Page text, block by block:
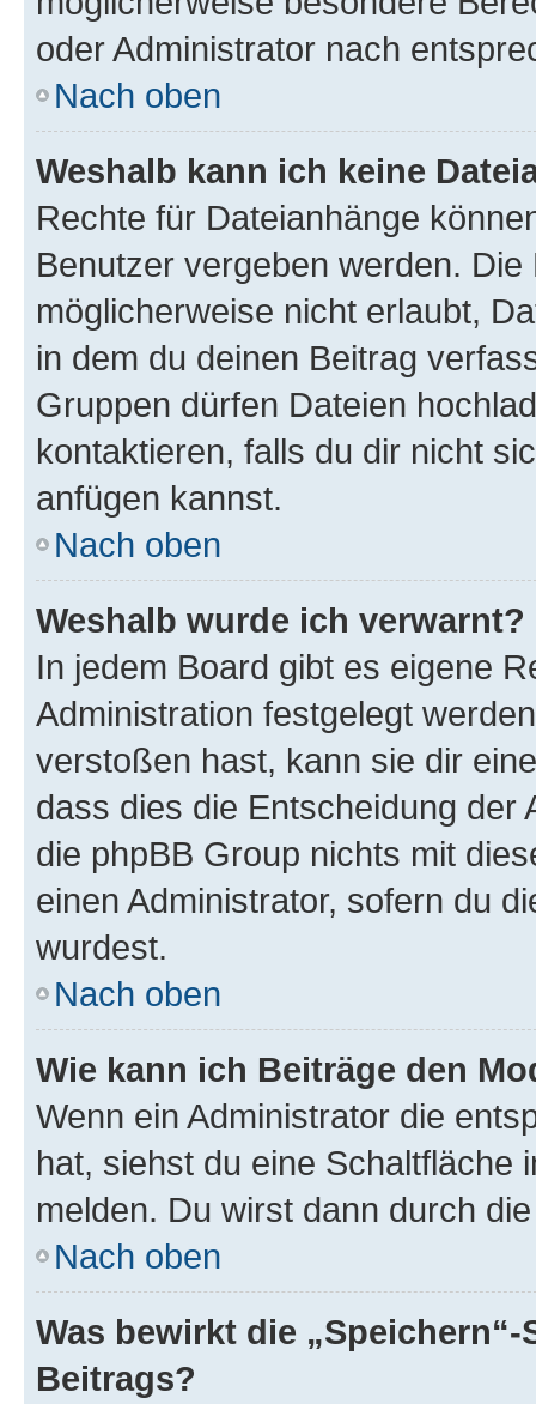
oder Administrator nach
Nach oben
Weshalb kann ich keine
Rechte für Dateianhänge
Benutzer vergeben werden.
möglicherweise nicht erlaubt,
in dem du deinen Beitrag
Gruppen dürfen Dateien
kontaktieren, falls du dir nicht
anfügen kannst.
Nach oben
Weshalb wurde ich verwarnt?
In jedem Board gibt es eigene
Administration festgelegt
verstoßen hast, kann sie dir
dass dies die Entscheidung der
die phpBB Group nichts mit
einen Administrator, sofern du
wurdest.
Nach oben
Wie kann ich Beiträge den
Wenn ein Administrator die
hat, siehst du eine Schaltfläche
melden. Du wirst dann durch
Nach oben
Was bewirkt die
Beitrags?